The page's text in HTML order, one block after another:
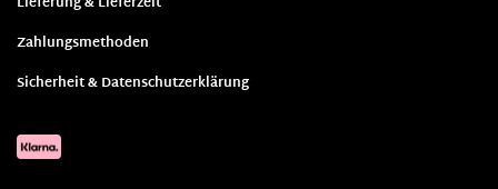
Zahlungsmethoden
Sicherheit & Datenschutzerklärung